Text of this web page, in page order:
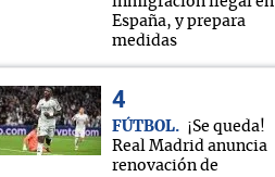
España, y prepara
medidas
FÚTBOL
¡Se queda!
Real Madrid anuncia
renovación de